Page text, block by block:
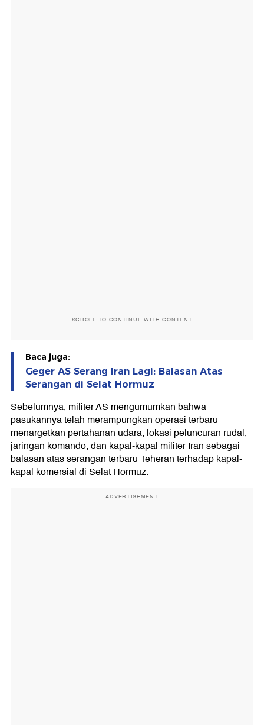
SCROLL TO CONTINUE WITH CONTENT
Baca juga:
Geger AS Serang Iran Lagi: Balasan Atas
Serangan di Selat Hormuz
Sebelumnya, militer AS mengumumkan bahwa
pasukannya telah merampungkan operasi terbaru
menargetkan pertahanan udara, lokasi peluncuran rudal,
jaringan komando, dan kapal-kapal militer Iran sebagai
balasan atas serangan terbaru Teheran terhadap kapal-
kapal komersial di Selat Hormuz.
ADVERTISEMENT